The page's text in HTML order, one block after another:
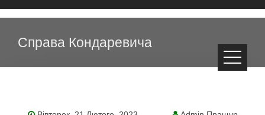
Справа Кондаревича